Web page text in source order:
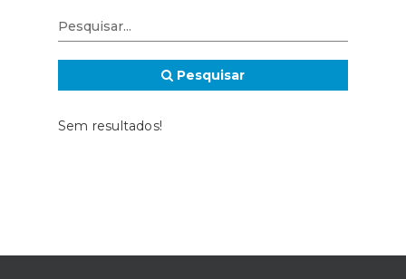
Pesquisar
Sem resultados!